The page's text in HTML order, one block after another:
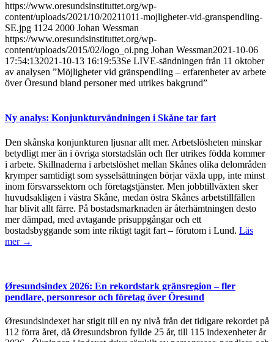
https://www.oresundsinstituttet.org/wp-
content/uploads/2021/10/20211011-mojligheter-vid-granspendling-
SE.jpg 1124 2000 Johan Wessman
https://www.oresundsinstituttet.org/wp-
content/uploads/2015/02/logo_oi.png Johan Wessman2021-10-06
17:54:132021-10-13 16:19:53Se LIVE-sändningen från 11 oktober
av analysen ”Möjligheter vid gränspendling – erfarenheter av arbete
över Öresund bland personer med utrikes bakgrund”
Ny analys: Konjunkturvändningen i Skåne tar fart
Den skånska konjunkturen ljusnar allt mer. Arbetslösheten minskar
betydligt mer än i övriga storstadslän och fler utrikes födda kommer
i arbete. Skillnaderna i arbetslöshet mellan Skånes olika delområden
krymper samtidigt som sysselsättningen börjar växla upp, inte minst
inom försvarssektorn och företagstjänster. Men jobbtillväxten sker
huvudsakligen i västra Skåne, medan östra Skånes arbetstillfällen
har blivit allt färre. På bostadsmarknaden är återhämtningen desto
mer dämpad, med avtagande prisuppgångar och ett
bostadsbyggande som inte riktigt tagit fart – förutom i Lund. Läs
mer →
Øresundsindex 2026: En rekordstark gränsregion – fler
pendlare, personresor och företag över Öresund
Øresundsindexet har stigit till en ny nivå från det tidigare rekordet på
112 förra året, då Øresundsbron fyllde 25 år, till 115 indexenheter år